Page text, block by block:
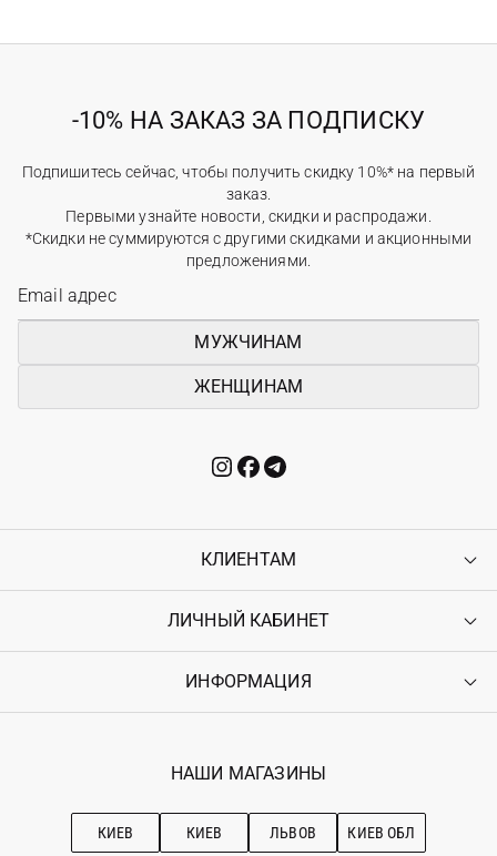
-10% НА ЗАКАЗ ЗА ПОДПИСКУ
Подпишитесь сейчас, чтобы получить скидку 10%* на первый
заказ.
Первыми узнайте новости, скидки и распродажи.
*Скидки не суммируются с другими скидками и акционными
предложениями.
МУЖЧИНАМ
ЖЕНЩИНАМ
КЛИЕНТАМ
Контакты
Возврат
Гарантия
ЛИЧНЫЙ КАБИНЕТ
Войти
Ostriv Club+
ИНФОРМАЦИЯ
Наши магазини
Рекомендации по уходу
НАШИ МАГАЗИНЫ
КИЕВ КИЕВ ЛЬВОВ КИЕВ ОБЛ